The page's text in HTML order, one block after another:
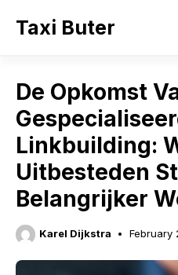
Taxi Buter
De Opkomst
Linkbuilding:
Uitbesteden
Belangrijker
Karel Dijkstra February